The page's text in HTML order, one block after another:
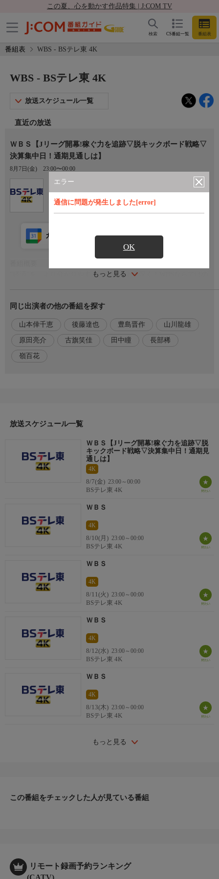
この夏、心を動かす作品特集 | J:COM TV
CS番組一覧 番組表
検索
番組表 WBS - BSテレ東 4K
エラー
通信に問題が発生しました[error]
OK
WBS - BSテレ東 4K
放送スケジュール一覧
直近の放送
ＷＢＳ【Jリーグ開幕!稼ぐ力を追跡▽脱キックボード戦略▽
決算集中日！通期見通しは】
8月7日(金) 23:00〜00:00
Ch.171
BSテレ東 4K
もっと見る
カレンダー登録 アプリ視聴
“経済”を、より分かりやすく！そしてより深く！WBSならではの
出演者
後藤達也（月・火）、田中瞳（月・火・金）
豊島晋作（水〜金）、山川龍雄（水）
原田亮介（木）、古旗笑佳（月・金）
長部稀（火・木）、山本倖千恵（水）
嶺百花（トレたまneo）
独自の切り口で報じ続けています。
世界で起きている経済ニュースは一見遠いことのように感じます
が、実は回りまわって私たちの生活や仕事に深く関係していま
す。豊富なデータとわかりやすい解説で、明日からのビジネスや
生活のヒントとなる「一歩先を照らす経済ニュース」をお伝えし
関連情報
【公式ホームページ】
https://www.tv-tokyo.co.jp/wbs/
https://www.facebook.com/wbsfan/
映像について
この番組は、ＢＳテレ東（２Ｋ）放送番組を４Ｋにアップコンバ
ートして放送しています。
同じ出演者の他の番組を探す
山本倖千恵 後藤達也 豊島晋作 山川龍雄
原田亮介 古旗笑佳 田中瞳 長部稀
嶺百花
放送スケジュール一覧
ＷＢＳ【Jリーグ開幕!稼ぐ力を追跡▽脱
キックボード戦略▽決算集中日！通期見
通しは】
4K
8/7(金) 23:00～00:00
BSテレ東 4K
ＷＢＳ
4K
8/10(月) 23:00～00:00
BSテレ東 4K
ＷＢＳ
4K
8/11(火) 23:00～00:00
BSテレ東 4K
ＷＢＳ
4K
8/12(水) 23:00～00:00
BSテレ東 4K
ＷＢＳ
4K
8/13(木) 23:00～00:00
BSテレ東 4K
もっと見る
この番組をチェックした人が見ている番組
リモート録画予約ランキング
(CATV)